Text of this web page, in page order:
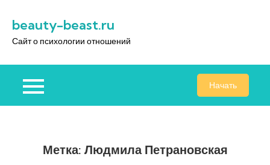
содержимому
beauty-beast.ru
Сайт о психологии отношений
Начать
Метка: Людмила Петрановская